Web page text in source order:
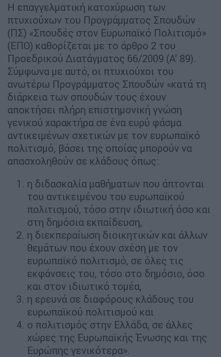
Η επαγγελματική κατοχύρωση των
πτυχιούχων του Προγράμματος Σπουδών
(ΠΣ) «Σπουδές στον Ευρωπαϊκό Πολιτισμό»
(ΕΠΟ) καθορίζεται με το άρθρο 2 του
Προεδρικού Διατάγματος 66/2009 (Α’ 89).
Σύμφωνα με αυτό, οι πτυχιούχοι του
ανωτέρω Προγράμματος Σπουδών «κατά τη
διάρκεια των σπουδών τους έχουν
αποκτήσει πλήρη επιστημονική γνώση
γενικού χαρακτήρα σε ένα ευρύ φάσμα
αντικειμένων σχετικών με τον ευρωπαϊκό
πολιτισμό, βάσει της οποίας μπορούν να
απασχοληθούν σε κλάδους όπως:
η διδασκαλία μαθήματων που άπτονται
του αντικειμένου του ευρωπαϊκού
πολιτισμού, τόσο στην ιδιωτική όσο και
στη δημόσια εκπαίδευση,
η διεκπεραίωση διοικητικών και άλλων
θεμάτων που έχουν σχέση με τον
ευρωπαϊκό πολιτισμό, σε όλες τις
εκφάνσεις του, τόσο στο δημόσιο, όσο
και στον ιδιωτικό τομέα,
η ερευνά σε διαφόρους κλάδους του
ευρωπαϊκού πολιτισμού και
ο πολιτισμός στην Ελλάδα, σε άλλες
χώρες της Ευρωπαϊκής Ένωσης και της
Ευρώπης γενικότερα».